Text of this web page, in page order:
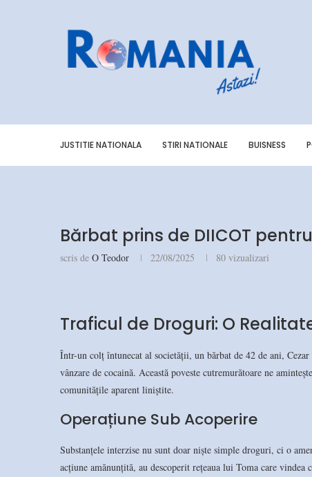
JUSTITIE NATIONALA STIRI NATIONALE BUISNESS
Bărbat prins de DIICOT
scris de O Teodor 22/08/2025 80 vizualizari
Traficul de Droguri: O
Într-un colț întunecat al societății, un bărbat de 42 de ani,
vânzare de cocaină. Această poveste cutremurătoare ne
comunitățile aparent liniștite.
Operațiune Sub Acoperire
Substanțele interzise nu sunt doar niște simple droguri, ci o
acțiune amănunțită, au descoperit rețeaua lui Toma care